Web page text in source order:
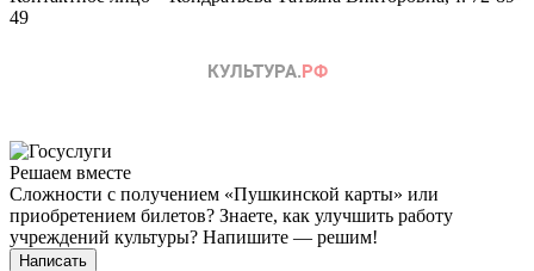
49
Решаем вместе
Сложности с получением «Пушкинской карты» или
приобретением билетов? Знаете, как улучшить работу
учреждений культуры? Напишите — решим!
Написать